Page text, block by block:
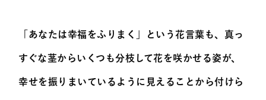
「あなたは幸福をふりまく」という花言葉も、真っ
すぐな茎からいくつも分枝して花を咲かせる姿が、
幸せを振りまいているように見えることから付けら